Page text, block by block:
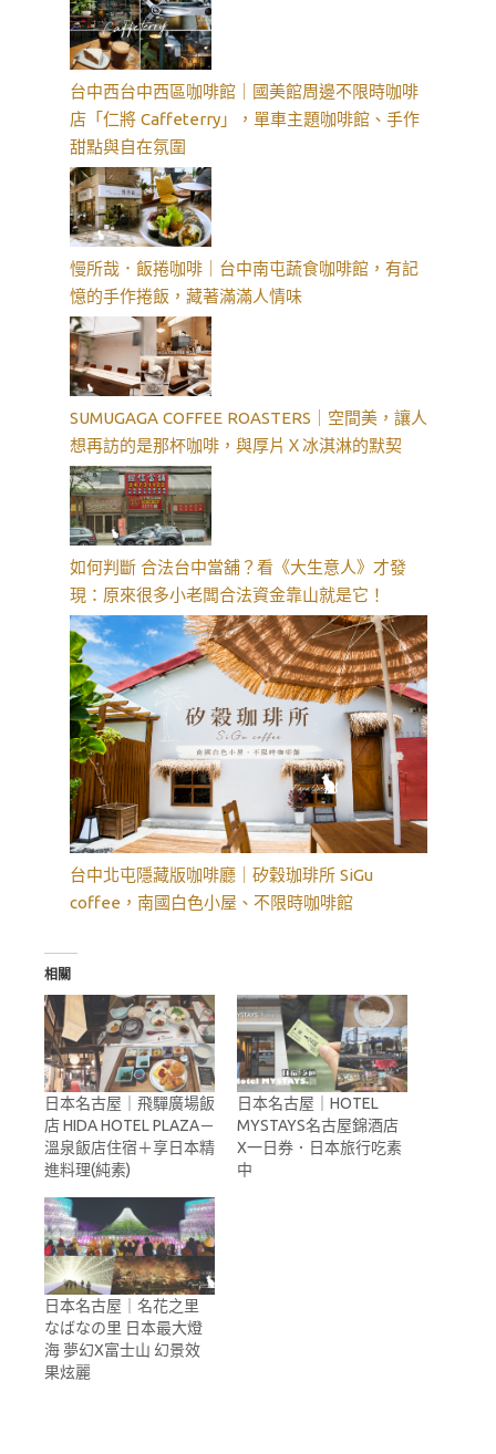
台中西台中西區咖啡館｜國美館周邊不限時咖啡
店「仁將 Caffeterry」，單車主題咖啡館、手作
甜點與自在氛圍
慢所哉．飯捲咖啡｜台中南屯蔬食咖啡館，有記
憶的手作捲飯，藏著滿滿人情味
SUMUGAGA COFFEE ROASTERS｜空間美，讓人
想再訪的是那杯咖啡，與厚片Ｘ冰淇淋的默契
如何判斷 合法台中當舖？看《大生意人》才發
現：原來很多小老闆合法資金靠山就是它！
台中北屯隱藏版咖啡廳｜矽穀珈琲所 SiGu
coffee，南國白色小屋、不限時咖啡館
相關
日本名古屋｜飛驒廣場飯
店 HIDA HOTEL PLAZA－
溫泉飯店住宿＋享日本精
進料理(純素)
日本名古屋｜HOTEL
MYSTAYS名古屋錦酒店
X一日券．日本旅行吃素
中
日本名古屋｜名花之里
なばなの里 日本最大燈
海 夢幻X富士山 幻景效
果炫麗